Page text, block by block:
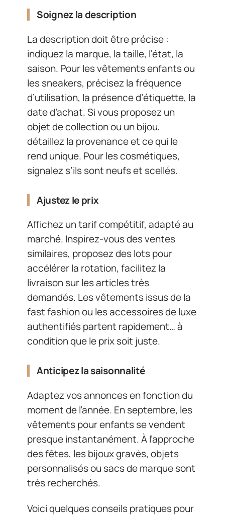
Soignez la description
La description doit être précise :
indiquez la marque, la taille, l’état, la
saison. Pour les vêtements enfants ou
les sneakers, précisez la fréquence
d’utilisation, la présence d’étiquette, la
date d’achat. Si vous proposez un
objet de collection ou un bijou,
détaillez la provenance et ce qui le
rend unique. Pour les cosmétiques,
signalez s’ils sont neufs et scellés.
Ajustez le prix
Affichez un tarif compétitif, adapté au
marché. Inspirez-vous des ventes
similaires, proposez des lots pour
accélérer la rotation, facilitez la
livraison sur les articles très
demandés. Les vêtements issus de la
fast fashion ou les accessoires de luxe
authentifiés partent rapidement… à
condition que le prix soit juste.
Anticipez la saisonnalité
Adaptez vos annonces en fonction du
moment de l’année. En septembre, les
vêtements pour enfants se vendent
presque instantanément. À l’approche
des fêtes, les bijoux gravés, objets
personnalisés ou sacs de marque sont
très recherchés.
Voici quelques conseils pratiques pour